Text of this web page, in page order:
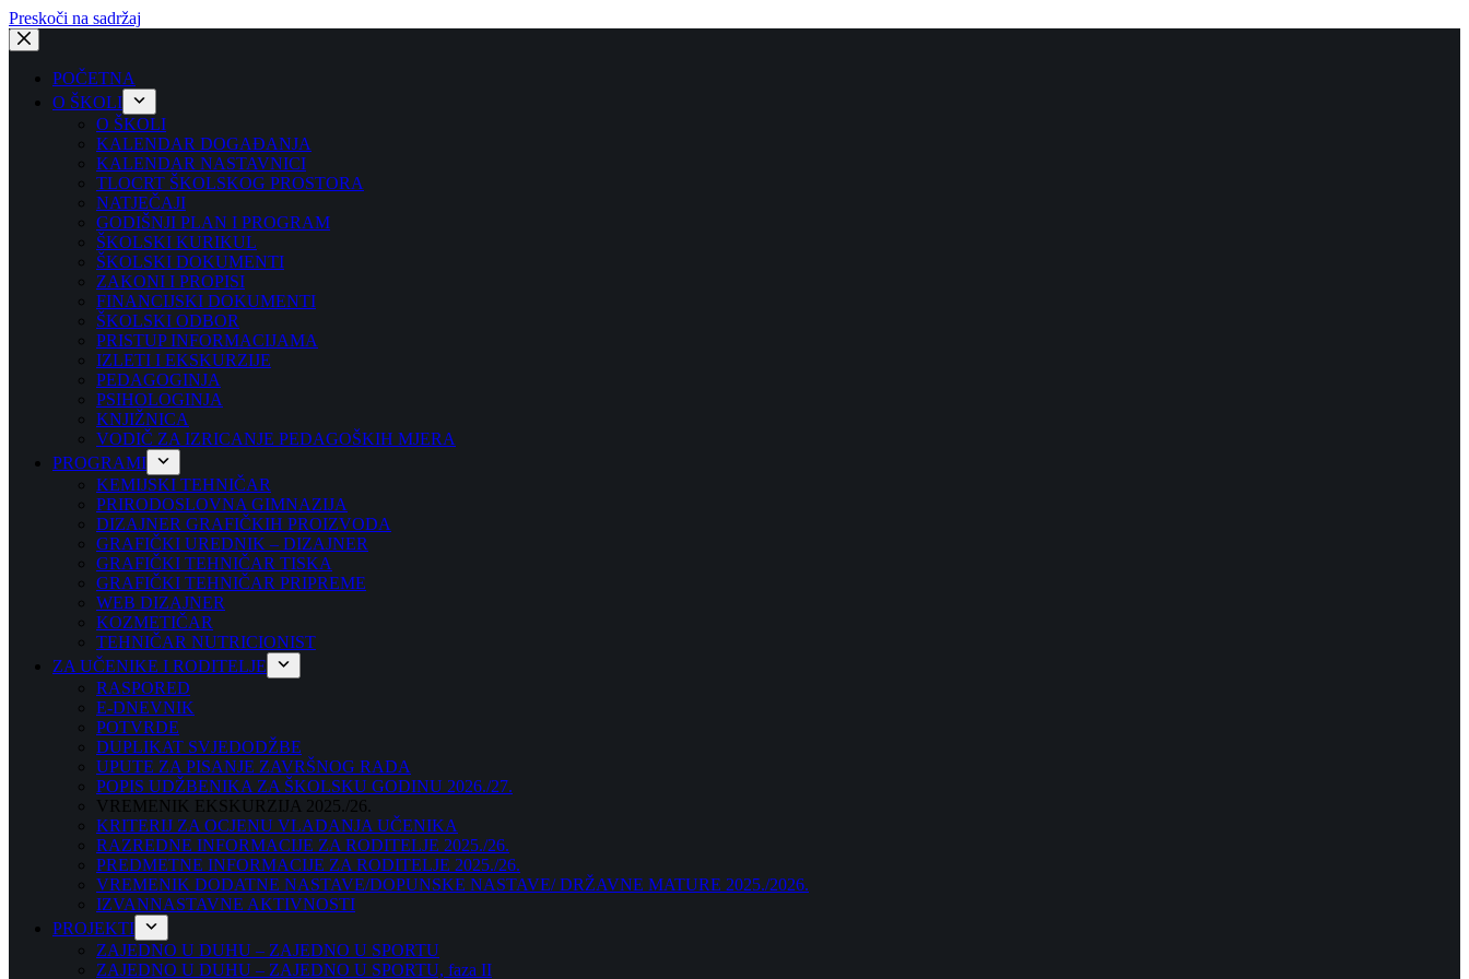
Preskoči na sadržaj
POČETNA
O ŠKOLI
O ŠKOLI
KALENDAR DOGAĐANJA
KALENDAR NASTAVNICI
TLOCRT ŠKOLSKOG PROSTORA
NATJEČAJI
GODIŠNJI PLAN I PROGRAM
ŠKOLSKI KURIKUL
ŠKOLSKI DOKUMENTI
ZAKONI I PROPISI
FINANCIJSKI DOKUMENTI
ŠKOLSKI ODBOR
PRISTUP INFORMACIJAMA
IZLETI I EKSKURZIJE
PEDAGOGINJA
PSIHOLOGINJA
KNJIŽNICA
VODIČ ZA IZRICANJE PEDAGOŠKIH MJERA
PROGRAMI
KEMIJSKI TEHNIČAR
PRIRODOSLOVNA GIMNAZIJA
DIZAJNER GRAFIČKIH PROIZVODA
GRAFIČKI UREDNIK – DIZAJNER
GRAFIČKI TEHNIČAR TISKA
GRAFIČKI TEHNIČAR PRIPREME
WEB DIZAJNER
KOZMETIČAR
TEHNIČAR NUTRICIONIST
ZA UČENIKE I RODITELJE
RASPORED
E-DNEVNIK
POTVRDE
DUPLIKAT SVJEDODŽBE
UPUTE ZA PISANJE ZAVRŠNOG RADA
POPIS UDŽBENIKA ZA ŠKOLSKU GODINU 2026./27.
VREMENIK EKSKURZIJA 2025./26.
KRITERIJ ZA OCJENU VLADANJA UČENIKA
RAZREDNE INFORMACIJE ZA RODITELJE 2025./26.
PREDMETNE INFORMACIJE ZA RODITELJE 2025./26.
VREMENIK DODATNE NASTAVE/DOPUNSKE NASTAVE/ DRŽAVNE MATURE 2025./2026.
IZVANNASTAVNE AKTIVNOSTI
PROJEKTI
ZAJEDNO U DUHU – ZAJEDNO U SPORTU
ZAJEDNO U DUHU – ZAJEDNO U SPORTU, faza II